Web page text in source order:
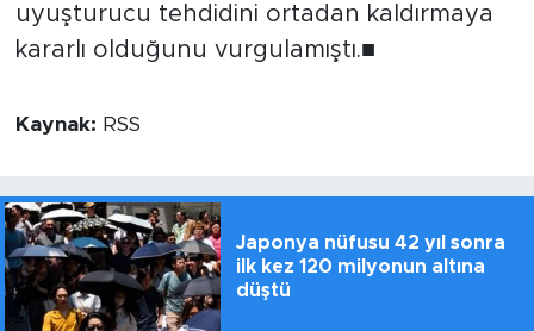
uyuşturucu tehdidini ortadan kaldırmaya
kararlı olduğunu vurgulamıştı.■
Kaynak: RSS
Japonya nüfusu 42 yıl sonra
ilk kez 120 milyonun altına
düştü